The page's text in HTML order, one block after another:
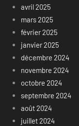
avril 2025
mars 2025
février 2025
janvier 2025
décembre 2024
novembre 2024
octobre 2024
septembre 2024
août 2024
juillet 2024